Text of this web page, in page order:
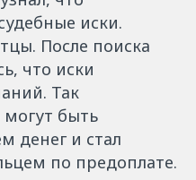
иски.
После поиска
что иски
Так
могут быть
денег и стал
по предоплате.